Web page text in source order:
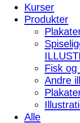
Kurser
Produkter
Fisk
Andre
Alle